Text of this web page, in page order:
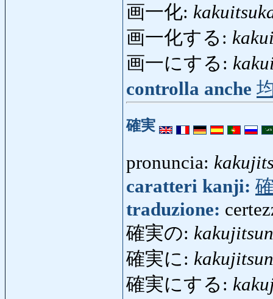
画一化:
画一化する:
画一にする:
controlla anche
確実
pronuncia:
caratteri kanji:
traduzione:
確実の:
確実に:
確実にする: